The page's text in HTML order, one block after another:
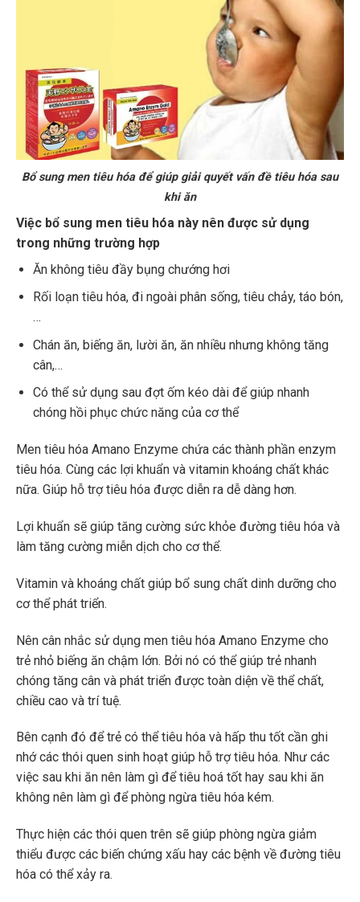
Bổ sung men tiêu hóa để giúp giải quyết vấn đề tiêu hóa sau
khi ăn
Việc bổ sung men tiêu hóa này nên được sử dụng
trong những trường hợp
Ăn không tiêu đầy bụng chướng hơi
Rối loạn tiêu hóa, đi ngoài phân sống, tiêu chảy, táo bón,
…
Chán ăn, biếng ăn, lười ăn, ăn nhiều nhưng không tăng
cân,…
Có thể sử dụng sau đợt ốm kéo dài để giúp nhanh
chóng hồi phục chức năng của cơ thể
Men tiêu hóa Amano Enzyme chứa các thành phần enzym
tiêu hóa. Cùng các lợi khuẩn và vitamin khoáng chất khác
nữa. Giúp hỗ trợ tiêu hóa được diễn ra dễ dàng hơn.
Lợi khuẩn sẽ giúp tăng cường sức khỏe đường tiêu hóa và
làm tăng cường miễn dịch cho cơ thể.
Vitamin và khoáng chất giúp bổ sung chất dinh dưỡng cho
cơ thể phát triển.
Nên cân nhắc sử dụng men tiêu hóa Amano Enzyme cho
trẻ nhỏ biếng ăn chậm lớn. Bởi nó có thể giúp trẻ nhanh
chóng tăng cân và phát triển được toàn diện về thể chất,
chiều cao và trí tuệ.
Bên cạnh đó để trẻ có thể tiêu hóa và hấp thu tốt cần ghi
nhớ các thói quen sinh hoạt giúp hỗ trợ tiêu hóa. Như các
việc sau khi ăn nên làm gì để tiêu hoá tốt hay sau khi ăn
không nên làm gì để phòng ngừa tiêu hóa kém.
Thực hiện các thói quen trên sẽ giúp phòng ngừa giảm
thiểu được các biến chứng xấu hay các bệnh về đường tiêu
hóa có thể xảy ra.